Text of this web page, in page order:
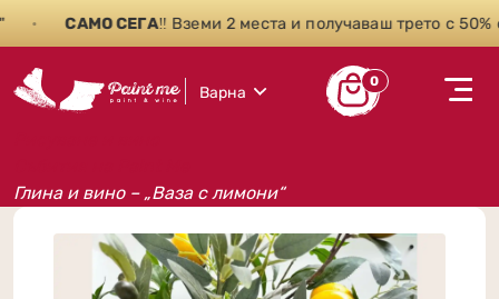
САМО СЕГА‼️ Вземи 2 места и получаваш трето с 50%
Варна
0
Глина и вино – „Ваза с лимони“